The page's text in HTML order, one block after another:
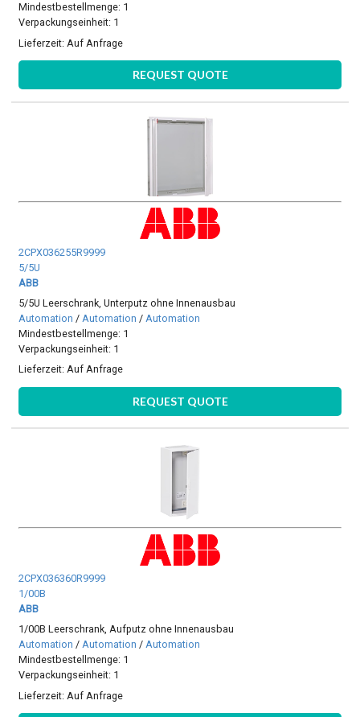
Mindestbestellmenge: 1
Verpackungseinheit: 1
Lieferzeit: Auf Anfrage
REQUEST QUOTE
2CPX036255R9999
5/5U
ABB
5/5U Leerschrank, Unterputz ohne Innenausbau
Automation / Automation / Automation
Mindestbestellmenge: 1
Verpackungseinheit: 1
Lieferzeit:Auf Anfrage
REQUEST QUOTE
2CPX036360R9999
1/00B
ABB
1/00B Leerschrank, Aufputz ohne Innenausbau
Automation /Automation /Automation
Mindestbestellmenge: 1
Verpackungseinheit: 1
Lieferzeit: Auf Anfrage